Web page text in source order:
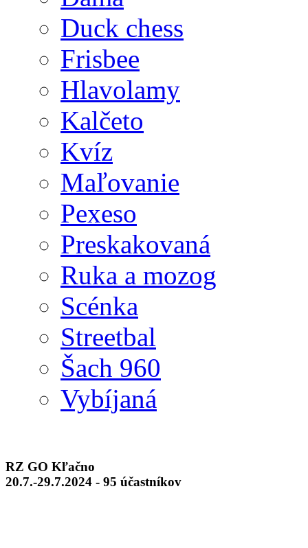
Duck chess
Frisbee
Hlavolamy
Kalčeto
Kvíz
Maľovanie
Pexeso
Preskakovaná
Ruka a mozog
Scénka
Streetbal
Šach 960
Vybíjaná
RZ GO Kľačno
20.7.-29.7.2024 - 95 účastníkov